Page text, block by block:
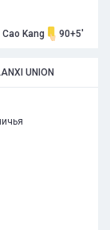
Cao Kang
90+5'
UNION